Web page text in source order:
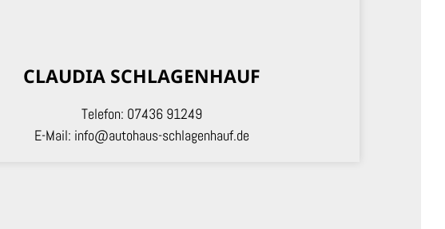
CLAUDIA SCHLAGENHAUF
Telefon: 07436 91249
E-Mail: info@autohaus-schlagenhauf.de